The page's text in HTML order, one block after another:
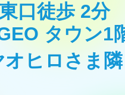
口徒歩 2分
タウン1
オヒロさま隣